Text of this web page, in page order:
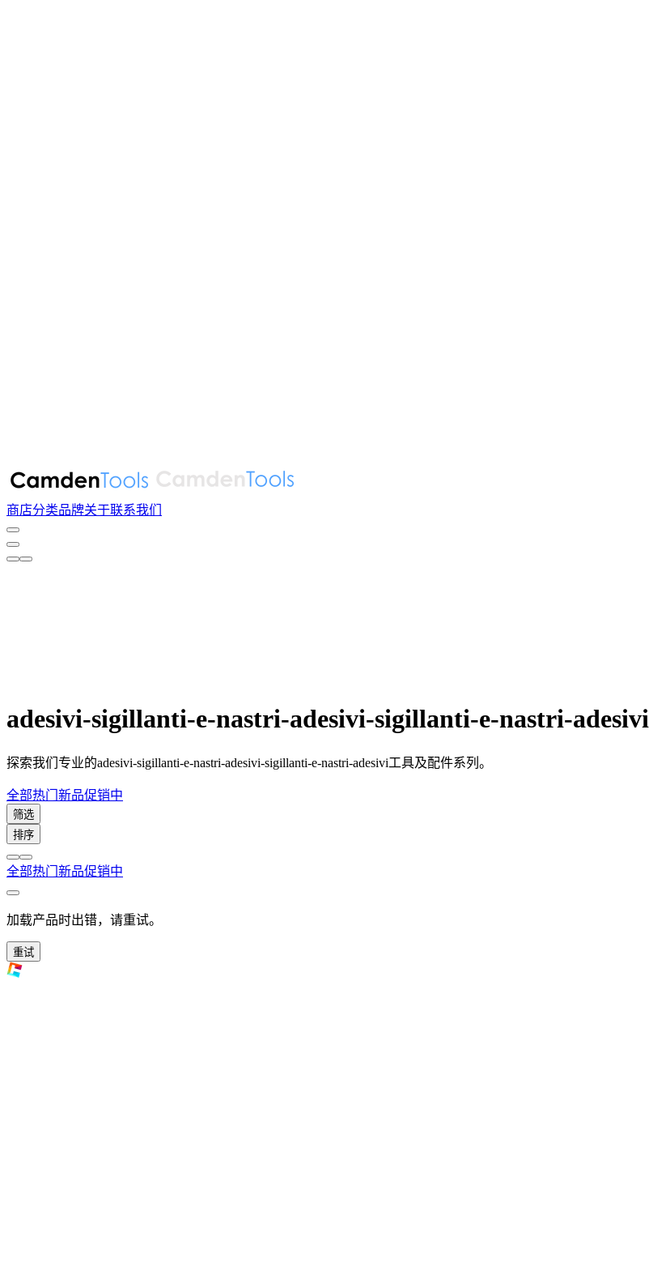
商店分类品牌关于联系我们
adesivi-sigillanti-e-nastri-adesivi-sigillanti-e-nastri-adesivi
探索我们专业的adesivi-sigillanti-e-nastri-adesivi-sigillanti-e-nastri-adesivi工具及配件系列。
全部热门新品促销中
筛选
排序
全部热门新品促销中
加载产品时出错，请重试。
重试